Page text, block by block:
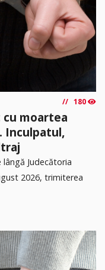
180
moartea
Inculpatul,
Judecătoria
2026, trimiterea